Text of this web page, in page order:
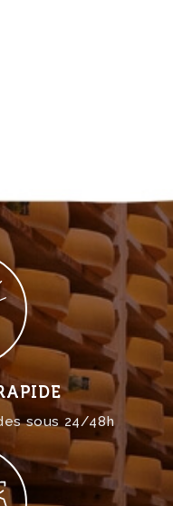
sous 24/48h